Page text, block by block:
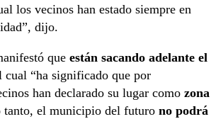
los vecinos han estado siempre en
dijo.
que están sacando adelante el
cual “ha significado que por
han declarado su lugar como zona
tanto, el municipio del futuro no podrá